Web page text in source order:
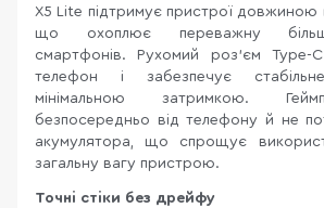
X5 Lite підтримує пристрої довжиною
що охоплює переважну
смартфонів. Рухомий роз'єм Type-
телефон і забезпечує
мінімальною затримкою.
безпосередньо від телефону й не
акумулятора, що спрощує
загальну вагу пристрою.
Точні стіки без дрейфу